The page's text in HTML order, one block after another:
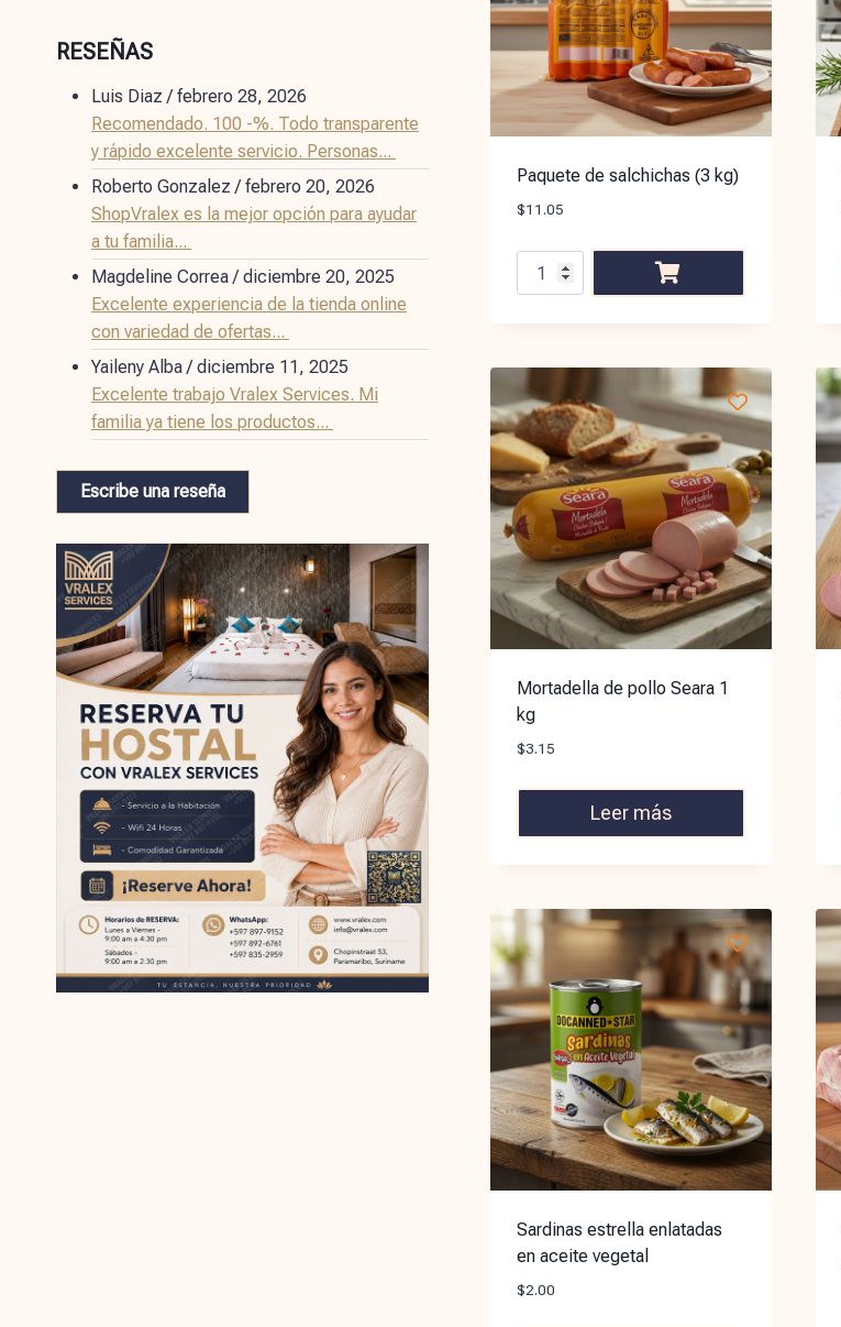
Paquete de salchichas (3 kg)
$11.05
Mortadella de pollo Seara 1
kg
$3.15
Leer más
Sardinas estrella enlatadas
en aceite vegetal
$2.00
RESEÑAS
Luis Diaz /febrero 28, 2026
Recomendado. 100 -%. Todo transparente
y rápido excelente servicio. Personas...
Roberto Gonzalez /febrero 20, 2026
ShopVralex es la mejor opción para ayudar
a tu familia...
Magdeline Correa /diciembre 20, 2025
Excelente experiencia de la tienda online
con variedad de ofertas...
Yaileny Alba /diciembre 11, 2025
Excelente trabajo Vralex Services. Mi
familia ya tiene los productos...
Escribe una reseña